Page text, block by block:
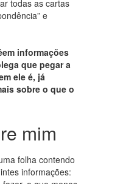
todas as cartas
e
informações
que pegar a
ele é, já
sobre o que o
mim
folha contendo
informações: